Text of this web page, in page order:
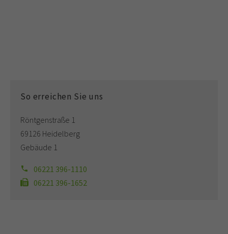
So erreichen Sie uns
Röntgenstraße 1
69126 Heidelberg
Gebäude 1
06221 396-1110
06221 396-1652